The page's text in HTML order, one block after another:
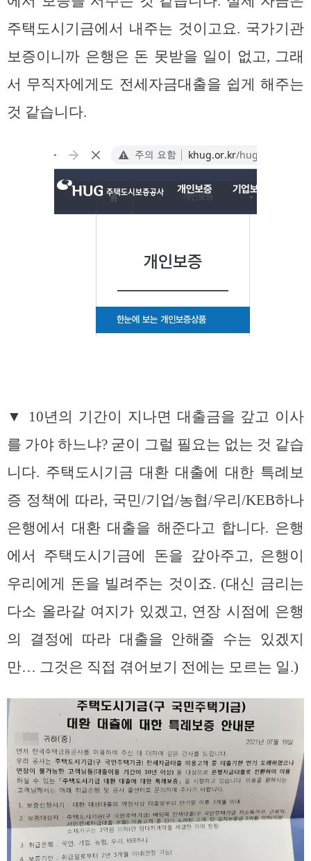
주택도시기금에서 내주는 것이고요. 국가기관
보증이니까 은행은 돈 못받을 일이 없고, 그래
서 무직자에게도 전세자금대출을 쉽게 해주는
것 같습니다.
▼ 10년의 기간이 지나면 대출금을 갚고 이사
를 가야 하느냐? 굳이 그럴 필요는 없는 것 같습
니다. 주택도시기금 대환 대출에 대한 특례보
증 정책에 따라, 국민/기업/농협/우리/KEB하나
은행에서 대환 대출을 해준다고 합니다. 은행
에서 주택도시기금에 돈을 갚아주고, 은행이
우리에게 돈을 빌려주는 것이죠. (대신 금리는
다소 올라갈 여지가 있겠고, 연장 시점에 은행
의 결정에 따라 대출을 안해줄 수는 있겠지
만… 그것은 직접 겪어보기 전에는 모르는 일.)